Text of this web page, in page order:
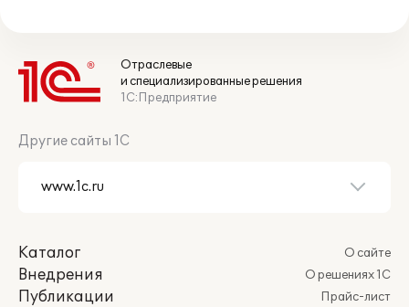
Отраслевые
и специализированные решения
1С:Предприятие
Другие сайты 1С
Каталог
Внедрения
Публикации
О сайте
О решениях 1С
Прайс-лист